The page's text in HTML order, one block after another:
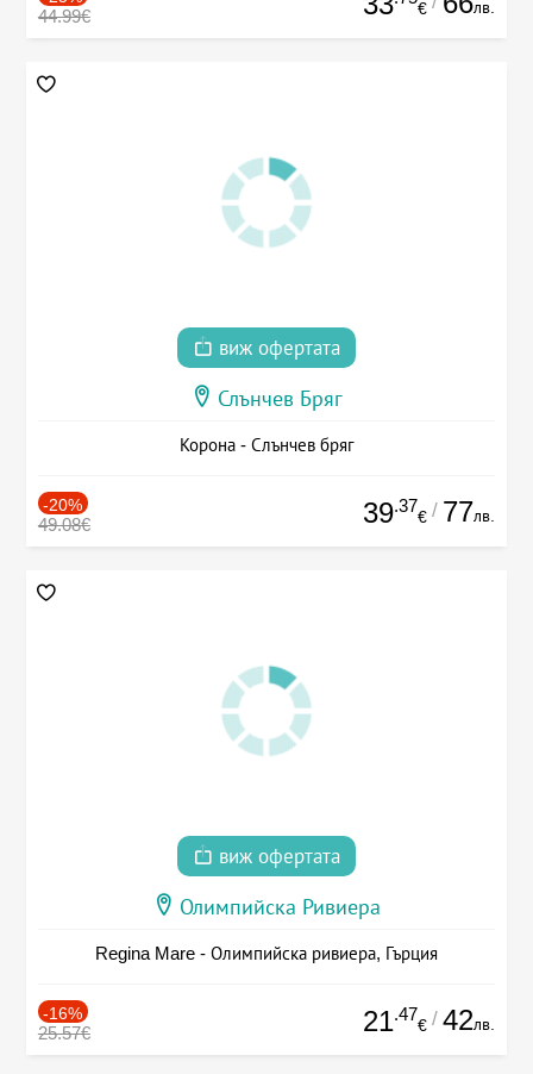
44.99€ € лв.
виж офертата
Слънчев Бряг
Корона - Слънчев бряг
-20%
49.08€ 39.37
€ / 77лв.
виж офертата
Олимпийска Ривиера
Regina Mare - Олимпийска ривиера, Гърция
-16%
25.57€ 21.47
€ / 42лв.